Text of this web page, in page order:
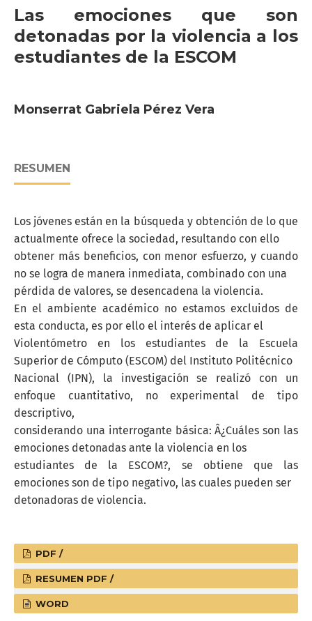
Las emociones que son
detonadas por la violencia a los
estudiantes de la ESCOM
Monserrat Gabriela Pérez Vera
RESUMEN
Los jóvenes están en la búsqueda y obtención de lo que
actualmente ofrece la sociedad, resultando con ello
obtener más beneficios, con menor esfuerzo, y cuando
no se logra de manera inmediata, combinado con una
pérdida de valores, se desencadena la violencia.
En el ambiente académico no estamos excluidos de
esta conducta, es por ello el interés de aplicar el
Violentómetro en los estudiantes de la Escuela
Superior de Cómputo (ESCOM) del Instituto Politécnico
Nacional (IPN), la investigación se realizó con un
enfoque cuantitativo, no experimental de tipo
descriptivo,
considerando una interrogante básica: Â¿Cuáles son las
emociones detonadas ante la violencia en los
estudiantes de la ESCOM?, se obtiene que las
emociones son de tipo negativo, las cuales pueden ser
detonadoras de violencia.
PDF /
RESUMEN PDF /
WORD